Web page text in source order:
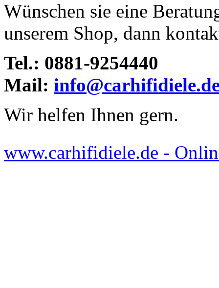
Wünschen sie eine
unserem Shop, dann
Tel.: 0881-9254440
Mail:
Wir helfen Ihnen gern.
www.carhifidiele.de -